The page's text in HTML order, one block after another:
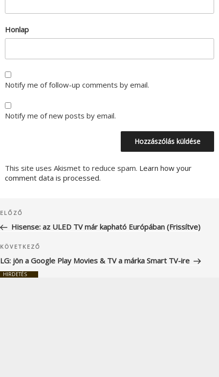
Honlap
Notify me of follow-up comments by email.
Notify me of new posts by email.
This site uses Akismet to reduce spam. Learn how your
comment data is processed.
navigáció
Korábbi
bejegyzés
ELŐZŐ
Hisense: az ULED TV már kapható Európában (Frissítve)
Következő
bejegyzés
KÖVETKEZŐ
LG: jön a Google Play Movies & TV a márka Smart TV-ire
HIRDETÉS